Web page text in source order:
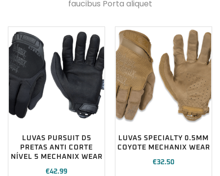
faucibus Porta aliquet
LUVAS PURSUIT D5
PRETAS ANTI CORTE
NÍVEL 5 MECHANIX WEAR
€42.99
LUVAS SPECIALTY 0.5MM
COYOTE MECHANIX WEAR
€32.50